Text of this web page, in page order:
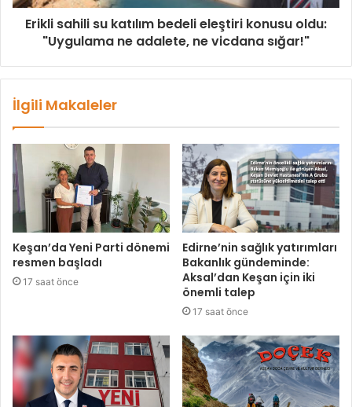
Erikli sahili su katılım bedeli eleştiri konusu oldu:
"Uygulama ne adalete, ne vicdana sığar!"
İlgili Makaleler
Keşan’da Yeni Parti dönemi
resmen başladı
17 saat önce
Edirne’nin sağlık yatırımları
Bakanlık gündeminde:
Aksal’dan Keşan için iki
önemli talep
17 saat önce